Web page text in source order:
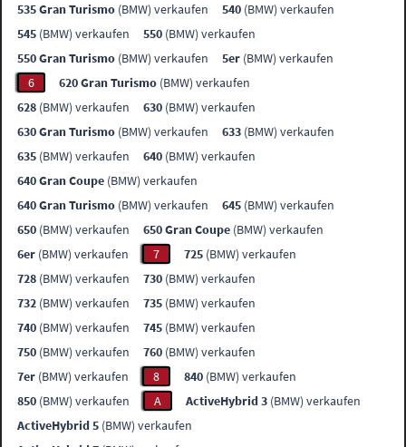
535 Gran Turismo (BMW) verkaufen 540 (BMW) verkaufen
545 (BMW) verkaufen 550 (BMW) verkaufen
550 Gran Turismo (BMW) verkaufen 5er (BMW) verkaufen
6
620 Gran Turismo (BMW) verkaufen
628 (BMW) verkaufen 630 (BMW) verkaufen
630 Gran Turismo (BMW) verkaufen 633 (BMW) verkaufen
635 (BMW) verkaufen 640 (BMW) verkaufen
640 Gran Coupe (BMW) verkaufen
640 Gran Turismo (BMW) verkaufen 645 (BMW) verkaufen
650 (BMW) verkaufen 650 Gran Coupe (BMW) verkaufen
6er (BMW) verkaufen 7 725 (BMW) verkaufen
728 (BMW) verkaufen 730 (BMW) verkaufen
732 (BMW) verkaufen 735 (BMW) verkaufen
740 (BMW) verkaufen 745 (BMW) verkaufen
750 (BMW) verkaufen 760 (BMW) verkaufen
7er (BMW) verkaufen 8 840 (BMW) verkaufen
850 (BMW) verkaufen A ActiveHybrid 3 (BMW) verkaufen
ActiveHybrid 5 (BMW) verkaufen